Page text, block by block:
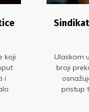
koji
i
Ulaskom
broji
pristup